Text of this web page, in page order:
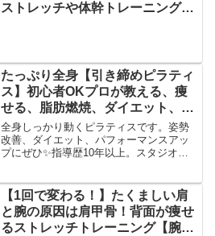
ストレッチや体幹トレーニングは
たっぷり全身【引き締めピラティ
ス】初心者OKプロが教える、痩
せる、脂肪燃焼、ダイエット、姿
勢改善
全身しっかり動くピラティスです。姿勢
改善、ダイエット、パフォーマンスアッ
プにぜひ✨️指導歴10年以上。スタジオ２
ィメイク効果が得られるレッスンを提供
しております😊↓レッ...
【1回で変わる！】たくましい肩
と腕の原因は肩甲骨！背面が痩せ
るストレッチトレーニング【腕、